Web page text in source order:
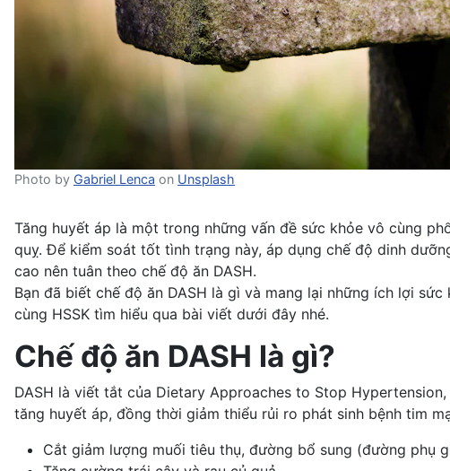
Photo by Gabriel Lenca on Unsplash
Tăng huyết áp là một trong những vấn đề sức khỏe vô cùng
quỵ. Để kiểm soát tốt tình trạng này, áp dụng chế độ dinh
cao nên tuân theo chế độ ăn DASH.
Bạn đã biết chế độ ăn DASH là gì và mang lại những ích lợi
cùng HSSK tìm hiểu qua bài viết dưới đây nhé.
Chế độ ăn DASH là gì?
DASH là viết tắt của Dietary Approaches to Stop
tăng huyết áp, đồng thời giảm thiểu rủi ro phát sinh bệnh tim
Cắt giảm lượng muối tiêu thụ, đường bổ sung (đường phụ